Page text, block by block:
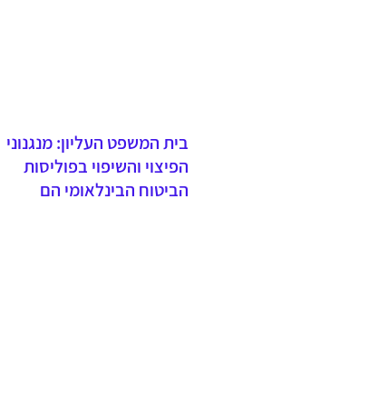
בית המשפט העליון: מנגנוני
הפיצוי והשיפוי בפוליסות
הביטוח הבינלאומי הם